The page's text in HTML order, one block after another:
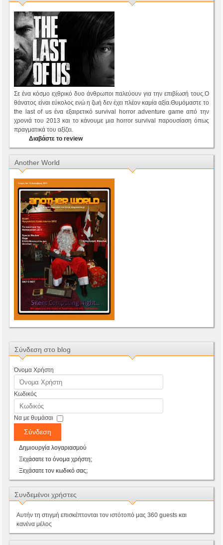
Σε ένα κόσμο εχθρικό δυο άνθρωποι παλεύουν για την επιβίωσή τους.Ο
θάνατος είναι εύκολος ενώ η ζωή δεν έχει πλέον καμία αξία.Θυμόμαστε το
the last of us ένα εξαιρετικό survival horror adventure game από την
χρονιά του 2013 και το κάνουμε μια horror survival παρουσίαση όπως
πραγματικά του αξίζει.
Διαβάστε το review
Another World
Σύνδεση στο blog
Όνομα Χρήστη
Κωδικός
Να με θυμάσαι
Σύνδεση
Δημιουργία λογαριασμού
Ξεχάσατε το όνομα χρήστη;
Ξεχάσατε τον κωδικό σας;
Συνδεμένοι χρήστες
Αυτήν τη στιγμή επισκέπτονται τον ιστότοπό μας 360 guests και
κανένα μέλος